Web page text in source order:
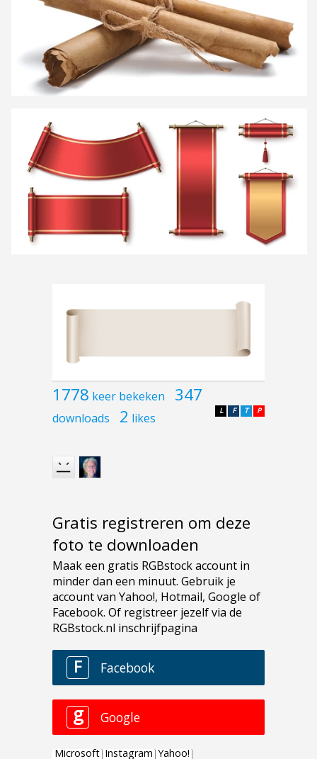
1778 keer bekeken 347
downloads 2 likes P
T
F
L
Gratis registreren om deze
foto te downloaden